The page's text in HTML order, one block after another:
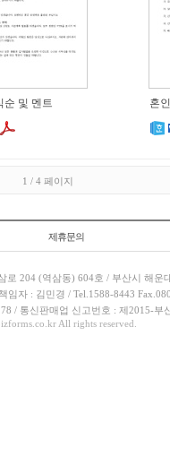
순 및 멘트 혼
1 / 4 페이지
제휴문의
로 204 (역삼동) 604호 / 부산시 해운
임자 : 김민경 / Tel.1588-8443
/ 통신판매업 신고번호 : 제2015-부
All rights reserved.